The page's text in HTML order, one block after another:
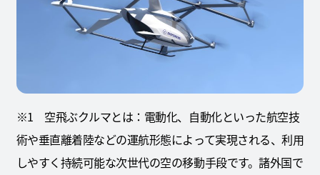
※1 空飛ぶクルマとは：電動化、自動化といった航空技
術や垂直離着陸などの運航形態によって実現される、利用
しやすく持続可能な次世代の空の移動手段です。諸外国で